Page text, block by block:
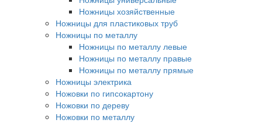
Ножницы хозяйственные
Ножницы для пластиковых труб
Ножницы по металлу
Ножницы по металлу левые
Ножницы по металлу правые
Ножницы по металлу прямые
Ножницы электрика
Ножовки по гипсокартону
Ножовки по дереву
Ножовки по металлу